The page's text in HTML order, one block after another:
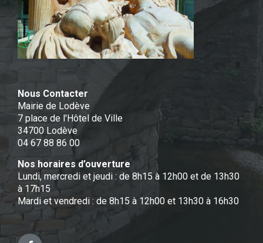
Nous Contacter
Mairie de Lodève
7 place de l'Hôtel de Ville
34700 Lodève
04 67 88 86 00
Nos horaires d’ouverture
Lundi, mercredi et jeudi : de 8h15 à 12h00 et de 13h30
à 17h15
Mardi et vendredi : de 8h15 à 12h00 et 13h30 à 16h30